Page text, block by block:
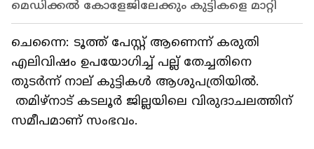
മെഡിക്കൽ കോളേജിലേക്കും കുട്ടികളെ മാറ്റി
ചെന്നൈ: ടൂത്ത് പേസ്റ്റ് ആണെന്ന് കരുതി
എലിവിഷം ഉപയോഗിച്ച് പല്ല് തേച്ചതിനെ
തുടര്‍ന്ന് നാല് കുട്ടികൾ ആശുപത്രിയിൽ.
തമിഴ്നാട് കടലൂർ ജില്ലയിലെ വിരുദാചലത്തിന്
സമീപമാണ് സംഭവം.